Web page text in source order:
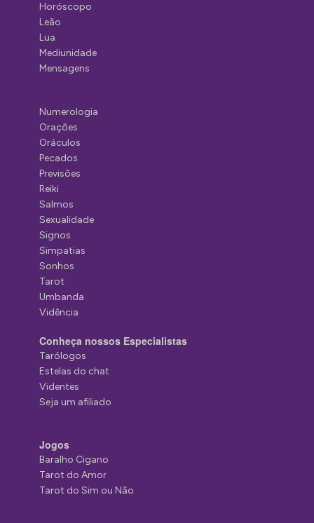
Horóscopo
Leão
Lua
Mediunidade
Mensagens
Numerologia
Orações
Oráculos
Pecados
Previsões
Reiki
Salmos
Sexualidade
Signos
Simpatias
Sonhos
Tarot
Umbanda
Vidência
Conheça nossos Especialistas
Tarólogos
Estelas do chat
Videntes
Seja um afiliado
Jogos
Baralho Cigano
Tarot do Amor
Tarot do Sim ou Não